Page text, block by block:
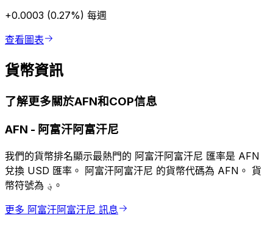
+0.0003 (0.27%) 每週
查看圖表
貨幣資訊
了解更多關於AFN和COP信息
AFN - 阿富汗阿富汗尼
我們的貨幣排名顯示最熱門的 阿富汗阿富汗尼 匯率是 AFN
兌換 USD 匯率。 阿富汗阿富汗尼 的貨幣代碼為 AFN。 貨
幣符號為 ؋。
更多 阿富汗阿富汗尼 訊息